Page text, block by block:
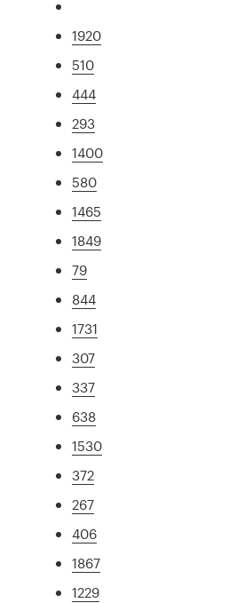
1920
510
444
293
1400
580
1465
1849
79
844
1731
307
337
638
1530
372
267
406
1867
1229